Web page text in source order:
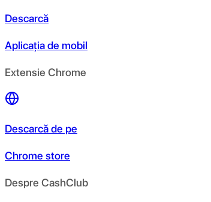
Descarcă
Aplicația de mobil
Extensie Chrome
Descarcă de pe
Chrome store
Despre CashClub